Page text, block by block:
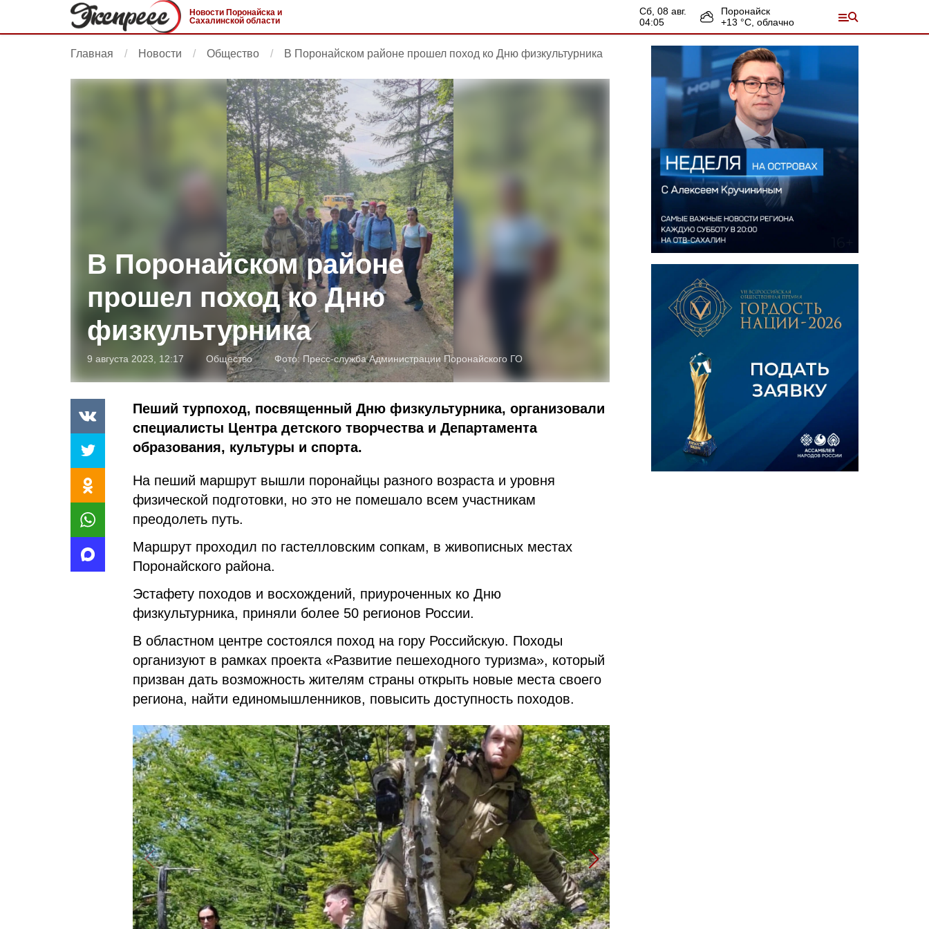
Новости Поронайска и
Сахалинской области
сб, 08 авг.
04:05
Поронайск
+13 °С, облачно
Главная Новости Общество В Поронайском районе прошел поход ко Дню физкультурника
В Поронайском районе
прошел поход ко Дню
физкультурника
9 августа 2023, 12:17 Общество Фото:Пресс-служба Администрации Поронайского ГО
Пеший турпоход, посвященный Дню физкультурника, организовали
специалисты Центра детского творчества и Департамента
образования, культуры и спорта.
На пеший маршрут вышли поронайцы разного возраста и уровня
физической подготовки, но это не помешало всем участникам
преодолеть путь.
Маршрут проходил по гастелловским сопкам, в живописных местах
Поронайского района.
Эстафету походов и восхождений, приуроченных ко Дню
физкультурника, приняли более 50 регионов России.
В областном центре состоялся поход на гору Российскую. Походы
организуют в рамках проекта «Развитие пешеходного туризма», который
призван дать возможность жителям страны открыть новые места своего
региона, найти единомышленников, повысить доступность походов.